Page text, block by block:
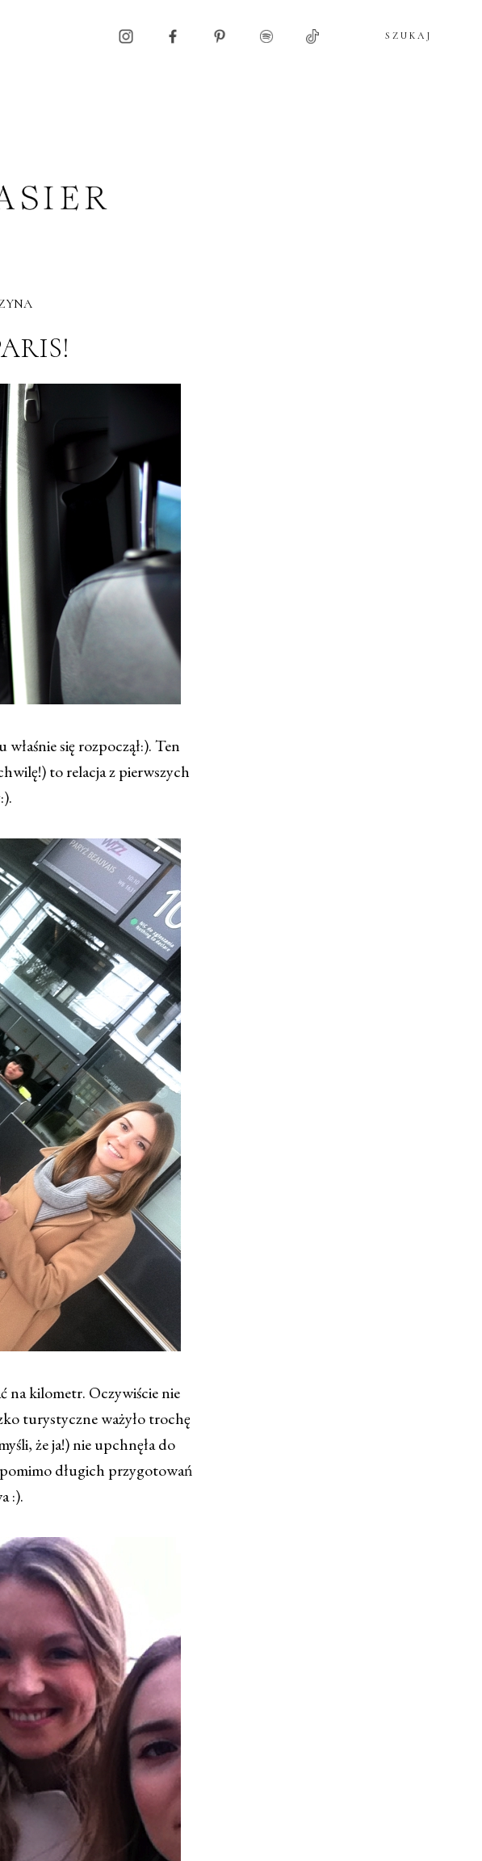
się rozpoczął:). Ten
to relacja z pierwszych
na kilometr. Oczywiście nie
turystyczne ważyło trochę
że ja!) nie upchnęła do
długich przygotowań
:).